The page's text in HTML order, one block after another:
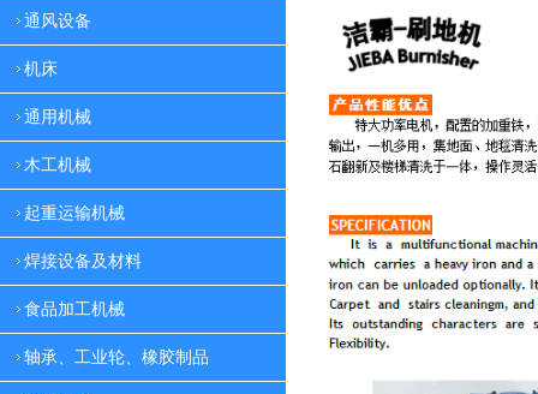
通风设备
机床
通用机械
木工机械
起重运输机械
焊接设备及材料
食品加工机械
轴承、工业轮、橡胶制品